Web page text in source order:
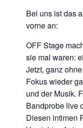
Bei uns ist das
vorne an:
OFF Stage
sie mal waren:
Jetzt, ganz
Fokus wieder
und der Musik.
Bandprobe live
Diesen intimen